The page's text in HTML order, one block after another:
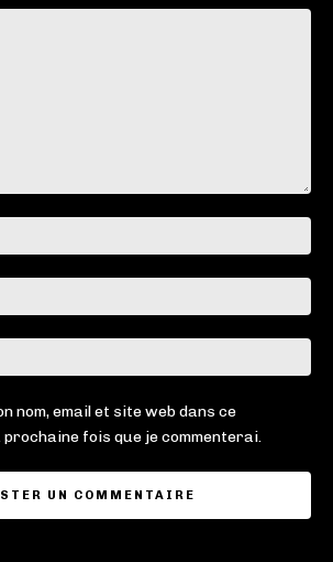
:*
:*
:
nom, email et site web dans ce
fois que je commenterai.